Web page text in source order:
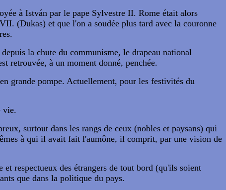
à István par le pape Sylvestre II. Rome était alors
(Dukas) et que l'on a soudée plus tard avec la couronne
la chute du communisme, le drapeau national
retrouvée, à un moment donné, penchée.
grande pompe. Actuellement, pour les festivités du
vie.
surtout dans les rangs de ceux (nobles et paysans) qui
à qui il avait fait l'aumône, il comprit, par une vision de
respectueux des étrangers de tout bord (qu'ils soient
que dans la politique du pays.